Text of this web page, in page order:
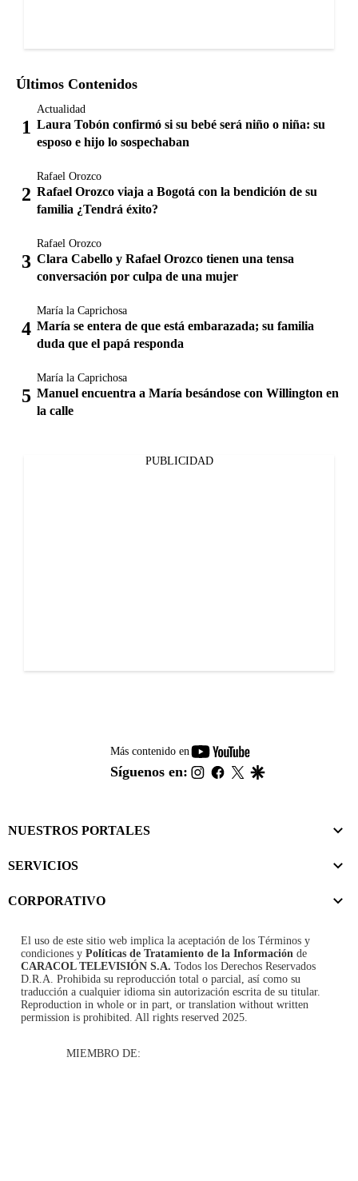
Últimos Contenidos
Actualidad
Laura Tobón confirmó si su bebé será niño o niña: su
esposo e hijo lo sospechaban
Rafael Orozco
Rafael Orozco viaja a Bogotá con la bendición de su
familia ¿Tendrá éxito?
Rafael Orozco
Clara Cabello y Rafael Orozco tienen una tensa
conversación por culpa de una mujer
María la Caprichosa
María se entera de que está embarazada; su familia
duda que el papá responda
María la Caprichosa
Manuel encuentra a María besándose con Willington en
la calle
PUBLICIDAD
Más contenido en
youtube-
footer
Síguenos en: instagram
facebook
twitter
NUESTROS PORTALES
SERVICIOS
CORPORATIVO
El uso de este sitio web implica la aceptación de los Términos y
condiciones y Políticas de Tratamiento de la Información de
CARACOL TELEVISIÓN S.A. Todos los Derechos Reservados
D.R.A. Prohibida su reproducción total o parcial, así como su
traducción a cualquier idioma sin autorización escrita de su titular.
Reproduction in whole or in part, or translation without written
permission is prohibited. All rights reserved 2025.
MIEMBRO DE: